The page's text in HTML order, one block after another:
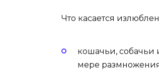
Что касается
кошачьи, собачьи
мере